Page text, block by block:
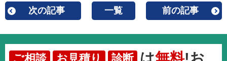
次の記事 一覧 前の記事
ご相談 お見積り 診断